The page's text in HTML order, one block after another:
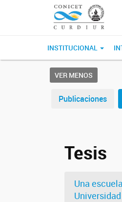
INSTITUCIONAL
VER MENOS
Publicaciones
Tesis
Una